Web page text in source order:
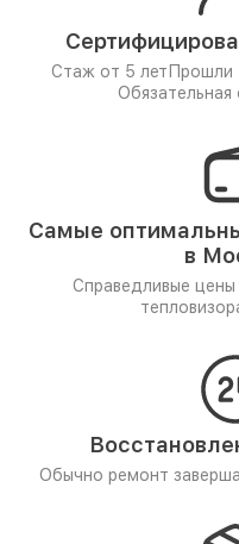
Стаж от 5 лет Прошли
Обязательная
Самые
в
Справедливые цены
Обычно ремонт